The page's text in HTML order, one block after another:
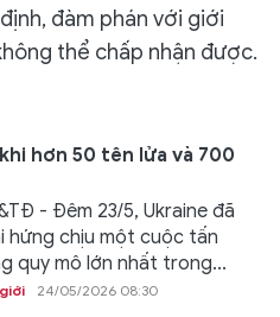
đàm phán với giới
thể chấp nhận được.
hơn 50 tên lửa và 700
- Đêm 23/5, Ukraine đã
hứng chịu một cuộc tấn
quy mô lớn nhất trong...
24/05/2026 08:30